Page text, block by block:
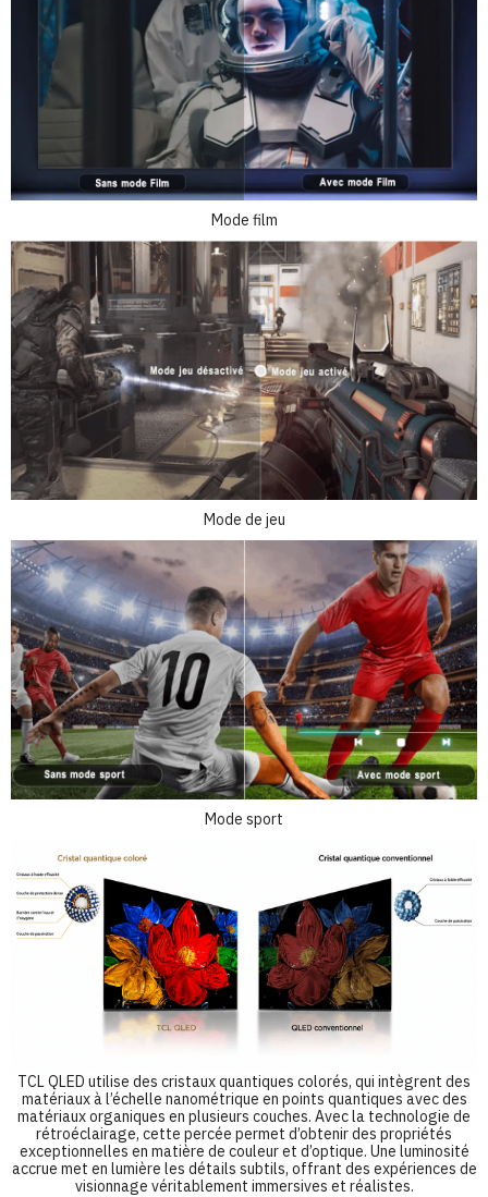
Mode film
Mode de jeu
Mode sport
TCL QLED utilise des cristaux quantiques colorés, qui intègrent des
matériaux à l’échelle nanométrique en points quantiques avec des
matériaux organiques en plusieurs couches. Avec la technologie de
rétroéclairage, cette percée permet d’obtenir des propriétés
exceptionnelles en matière de couleur et d’optique. Une luminosité
accrue met en lumière les détails subtils, offrant des expériences de
visionnage véritablement immersives et réalistes.